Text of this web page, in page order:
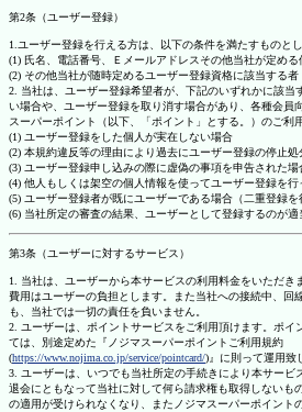
第2条（ユーザー登録）
1.ユーザー登録を行える方は、以下の条件を満たすものとし
(1) 氏名、電話番号、Ｅメールアドレスその他当社が定め
(2) その他当社が随時定めるユーザー登録資格に該当する者
2. 当社は、ユーザー登録希望者が、下記のいずれかに該当
い場合や、ユーザー登録を取り消す場合があり、各種会員
スーパーポイント（以下、「ポイント」とする。）のご利
(1) ユーザー登録をした個人が実在しない場合
(2) 本規約違反等の理由により過去にユーザー登録の停止
(3) ユーザー登録申し込みの際に虚偽の事項を申告された場
(4) 他人もしくは架空の個人情報を使ってユーザー登録を行
(5) ユーザー登録者が既にユーザーである場合（二重登録を
(6) 当社所定の審査の結果、ユーザーとして登録するのが
第3条（ユーザーに対するサービス）
1. 当社は、ユーザーから本サービスの利用料金をいただき
費用はユーザーの負担とします。また当社への接続中、回
も、当社では一切の責任を負いません。
2. ユーザーは、ポイントサービスをご利用頂けます。ポイ
ては、別途定めた『ノジマスーパーポイントご利用規約
(https://www.nojima.co.jp/service/pointcard/)』に則って運用致
3. ユーザーは、いつでも当社所定の手続きにより本サービ
退会にともなって当社に対して何ら請求権も取得しないも
の適用が受けられなくなり、またノジマスーパーポイント